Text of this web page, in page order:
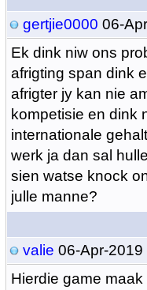
gertjie0000 06-
Ek dink niw ons
afrigting span dink
afrigter jy kan nie
kompetisie en dink
internationale
werk ja dan sal
sien watse knock
julle manne?
valie 06-Apr-2019
Hierdie game